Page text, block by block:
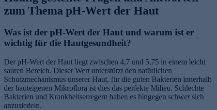
zum Thema pH-Wert der Haut
Was ist der pH-Wert der Haut und warum ist er
wichtig für die Hautgesundheit?
Der pH-Wert der Haut liegt zwischen 4,7 und 5,75 in einem leicht
sauren Bereich. Dieser Wert unterstützt den natürlichen
Schutzmechanismus unserer Haut, für die guten Bakterien innerhalb
der hauteigenen Mikroflora ist dies das perfekte Milieu. Schlechte
Bakterien und Krankheitserregern haben es hingegen schwer sich
anzusiedeln.